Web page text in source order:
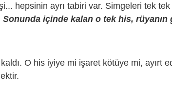
hepsinin ayrı tabiri var. Simgeleri tek
Sonunda içinde kalan o tek his, rüyanın
O his iyiye mi işaret kötüye mi, ayırt